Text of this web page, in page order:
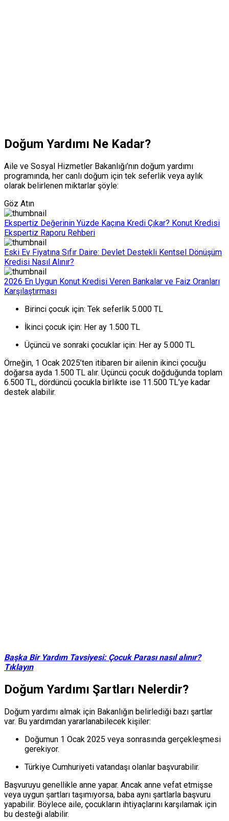
Doğum Yardımı Ne Kadar?
Aile ve Sosyal Hizmetler Bakanlığı’nın doğum yardımı
programında, her canlı doğum için tek seferlik veya aylık
olarak belirlenen miktarlar şöyle:
Göz Atın
Ekspertiz Değerinin Yüzde Kaçına Kredi Çıkar? Konut Kredisi
Ekspertiz Raporu Rehberi
Eski Ev Fiyatına Sıfır Daire: Devlet Destekli Kentsel Dönüşüm
Kredisi Nasıl Alınır?
2026 En Uygun Konut Kredisi Veren Bankalar ve Faiz Oranları
Karşılaştırması
Birinci çocuk için: Tek seferlik 5.000 TL
İkinci çocuk için: Her ay 1.500 TL
Üçüncü ve sonraki çocuklar için: Her ay 5.000 TL
Örneğin, 1 Ocak 2025’ten itibaren bir ailenin ikinci çocuğu
doğarsa ayda 1.500 TL alır. Üçüncü çocuk doğduğunda toplam
6.500 TL, dördüncü çocukla birlikte ise 11.500 TL’ye kadar
destek alabilir.
Başka Bir Yardım Tavsiyesi: Çocuk Parası nasıl alınır?
Tıklayın
Doğum Yardımı Şartları Nelerdir?
Doğum yardımı almak için Bakanlığın belirlediği bazı şartlar
var. Bu yardımdan yararlanabilecek kişiler:
Doğumun 1 Ocak 2025 veya sonrasında gerçekleşmesi
gerekiyor.
Türkiye Cumhuriyeti vatandaşı olanlar başvurabilir.
Başvuruyu genellikle anne yapar. Ancak anne vefat etmişse
veya uygun şartları taşımıyorsa, baba aynı şartlarla başvuru
yapabilir. Böylece aile, çocukların ihtiyaçlarını karşılamak için
bu desteği alabilir.